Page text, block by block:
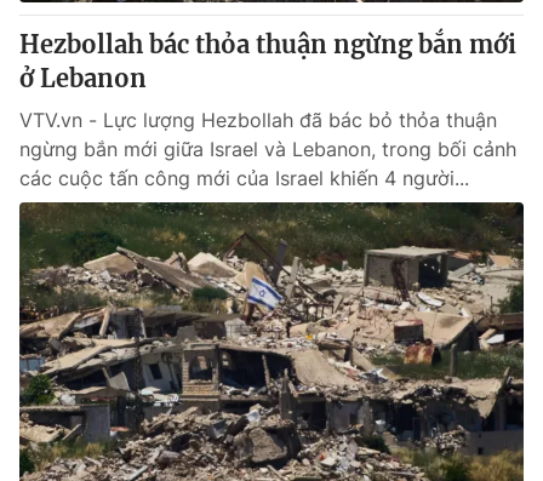
Hezbollah bác thỏa thuận ngừng bắn mới
ở Lebanon
VTV.vn - Lực lượng Hezbollah đã bác bỏ thỏa thuận
ngừng bắn mới giữa Israel và Lebanon, trong bối cảnh
các cuộc tấn công mới của Israel khiến 4 người...